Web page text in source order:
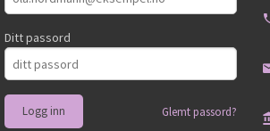
Ditt passord
Glemt passord?